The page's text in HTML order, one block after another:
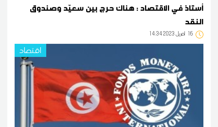
أستاذ في الاقتصاد : هناك حرج بين سعيّد وصندوق
النقد
16 14:34 2023 أفريل
اقتصاد